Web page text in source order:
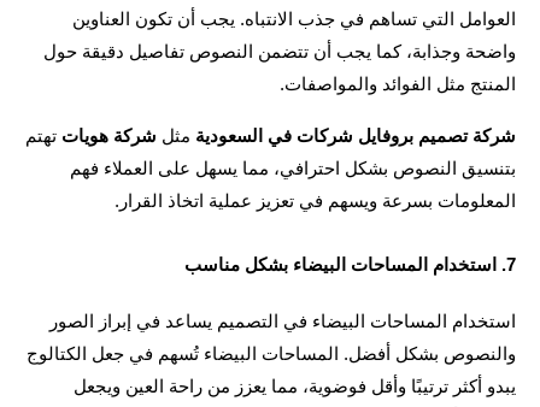
العوامل التي تساهم في جذب الانتباه. يجب أن تكون العناوين
واضحة وجذابة، كما يجب أن تتضمن النصوص تفاصيل دقيقة حول
مثل الفوائد والمواصفات.
تصميم بروفايل شركات في السعودية مثل شركة هويات
تهتم
بتنسيق النصوص بشكل احترافي، مما يسهل على العملاء فهم
بسرعة ويسهم في تعزيز عملية اتخاذ القرار.
والنصوص بشكل أفضل. المساحات البيضاء تُسهم في جعل الكتالوج
يبدو أكثر ترتيبًا وأقل فوضوية، مما يعزز من راحة العين ويجعل